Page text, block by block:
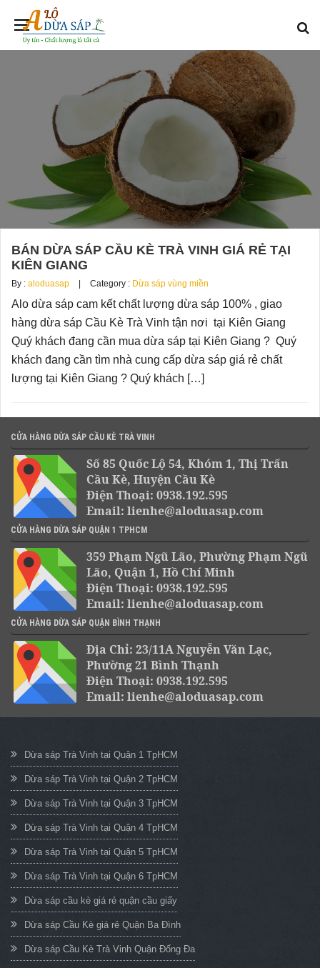
BÁN DỪA SÁP CẦU KÈ TRÀ VINH GIÁ RẺ TẠI
KIÊN GIANG
By : aloduasap Category : Dừa sáp vùng miền
Alo dừa sáp cam kết chất lượng dừa sáp 100% , giao
hàng dừa sáp Cầu Kè Trà Vinh tận nơi tại Kiên Giang
Quý khách đang cần mua dừa sáp tại Kiên Giang ? Quý
khách đang cần tìm nhà cung cấp dừa sáp giá rẻ chất
lượng tại Kiên Giang ? Quý khách […]
CỬA HÀNG DỪA SÁP CẦU KÈ TRÀ VINH
Số 85 Quốc Lộ 54, Khóm 1, Thị Trấn
Cầu Kè, Huyện Cầu Kè
Điện Thoại: 0938.192.595
Email: lienhe@aloduasap.com
CỬA HÀNG DỪA SÁP QUẬN 1 TPHCM
359 Phạm Ngũ Lão, Phường Phạm Ngũ
Lão, Quận 1, Hồ Chí Minh
Điện Thoại: 0938.192.595
Email: lienhe@aloduasap.com
CỬA HÀNG DỪA SÁP QUẬN BÌNH THẠNH
Địa Chỉ: 23/11A Nguyễn Văn Lạc,
Phường 21 Bình Thạnh
Điện Thoại: 0938.192.595
Email: lienhe@aloduasap.com
Dừa sáp Trà Vinh tại Quận 1 TpHCM
Dừa sáp Trà Vinh tại Quận 2 TpHCM
Dừa sáp Trà Vinh tại Quận 3 TpHCM
Dừa sáp Trà Vinh tại Quận 4 TpHCM
Dừa sáp Trà Vinh tại Quận 5 TpHCM
Dừa sáp Trà Vinh tại Quận 6 TpHCM
Dừa sáp cầu kè giá rẻ quận cầu giấy
Dừa sáp Cầu Kè giá rẻ Quận Ba Đình
Dừa sáp Cầu Kè Trà Vinh Quận Đống Đa